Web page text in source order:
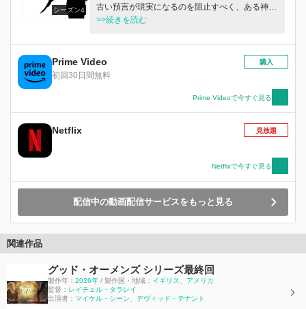
シーズン4
古い預言が現実になるのを阻止すべく、ある神父
が暗躍を始める。
>>続きを読む
Prime Video
初回30日間無料
購入
Prime Videoで今すぐ見る
Netflix 見放題
Netflixで今すぐ見る
配信中の動画配信サービスをもっと見る
関連作品
グッド・オーメンズ シリーズ最終回
製作年： 2026年 / 製作国・地域： イギリス、 アメリカ
監督： レイチェル・タラレイ
出演者： マイケル・シーン、 デヴィッド・テナント